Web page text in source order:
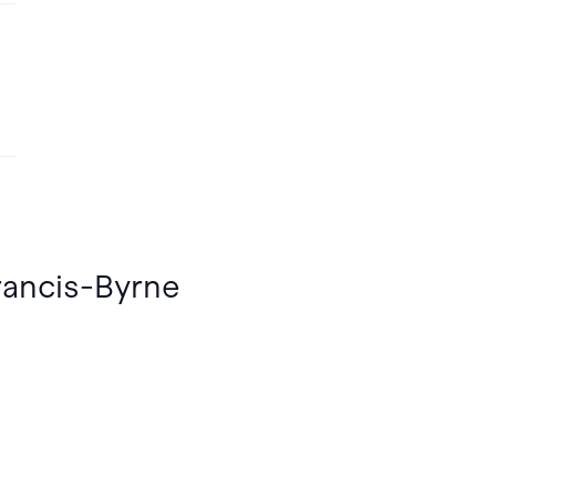
Byrne